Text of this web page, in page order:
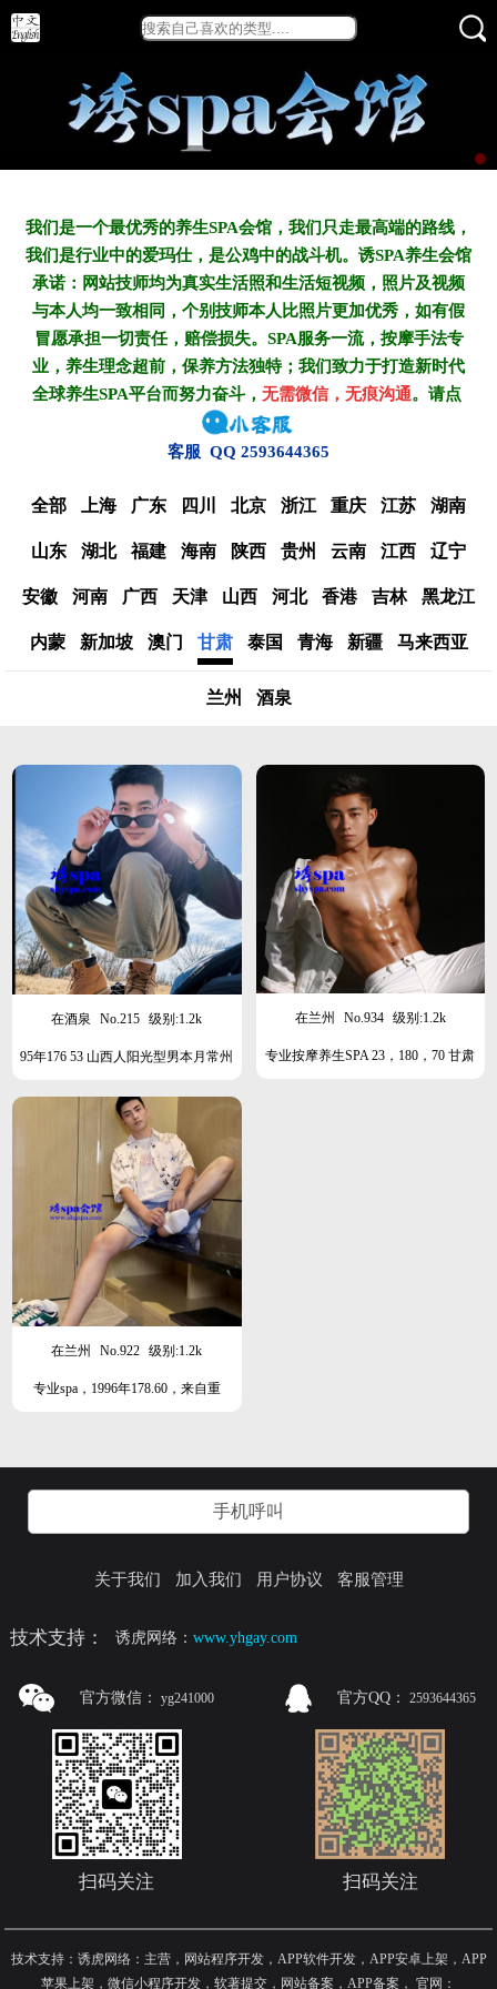
我们是一个最优秀的养生SPA会馆，我们只走最高端的路线，
我们是行业中的爱玛仕，是公鸡中的战斗机。诱SPA养生会馆
承诺：网站技师均为真实生活照和生活短视频，照片及视频
与本人均一致相同，个别技师本人比照片更加优秀，如有假
冒愿承担一切责任，赔偿损失。SPA服务一流，按摩手法专
业，养生理念超前，保养方法独特；我们致力于打造新时代
全球养生SPA平台而努力奋斗， 无需微信，无痕沟通。请点
客服 QQ 2593644365
全部 上海 广东 四川 北京 浙江 重庆 江苏 湖南
山东 湖北 福建 海南 陕西 贵州 云南 江西 辽宁
安徽 河南 广西 天津 山西 河北 香港 吉林 黑龙江
内蒙 新加坡 澳门 甘肃 泰国 青海 新疆 马来西亚
兰州 酒泉
在酒泉 No.215 级别:1.2k
95年176 53 山西人阳光型男本月常州
在兰州 No.934 级别:1.2k
专业按摩养生SPA 23，180，70 甘肃
在兰州 No.922 级别:1.2k
专业spa，1996年178.60，来自重
手机呼叫
关于我们 加入我们 用户协议 客服管理
技术支持： 诱虎网络：www.yhgay.com
官方微信： yg241000
扫码关注
官方QQ： 2593644365
扫码关注
技术支持：诱虎网络：主营，网站程序开发，APP软件开发，APP安卓上架，APP
苹果上架，微信小程序开发，软著提交，网站备案，APP备案 ， 官网：